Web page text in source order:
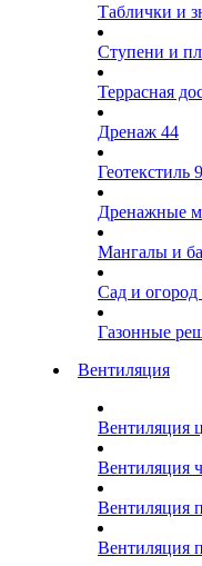
Таблички и
Ступени и
Террасная
Дренаж 44
Геотекстиль 9
Дренажные
Мангалы и
Сад и огород
Газонные
Вентиляция
Вентиляция
Вентиляция
Вентиляция
Вентиляция